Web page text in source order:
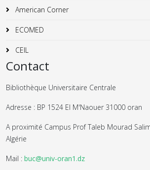
American Corner
ECOMED
CEIL
Contact
Bibliothèque Universitaire Centrale
Adresse : BP 1524 El M'Naouer 31000 oran
A proximité Campus Prof Taleb Mourad
Algérie
Mail : buc@univ-oran1.dz